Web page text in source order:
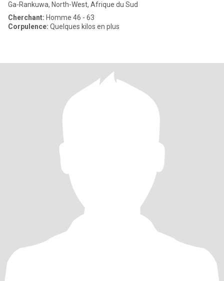
Ga-Rankuwa, North-West, Afrique du Sud
Cherchant: Homme 46 - 63
Corpulence: Quelques kilos en plus